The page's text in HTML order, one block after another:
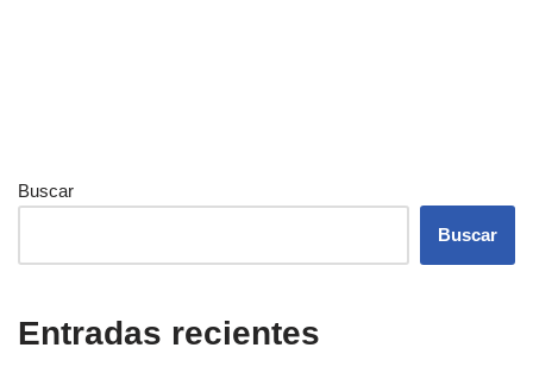
Buscar
Buscar
Entradas recientes